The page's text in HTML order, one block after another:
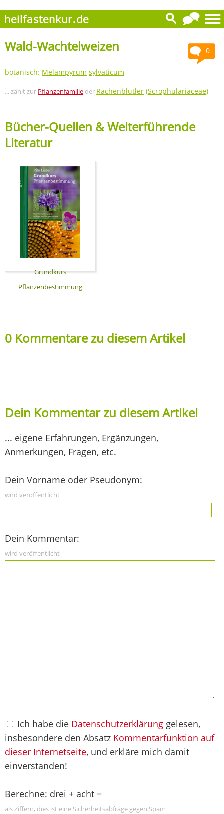
0
Wald-Wachtelweizen
botanisch: Melampyrum sylvaticum
... zählt zur Pflanzenfamilie der Rachenblütler (Scrophulariaceae)
Bücher-Quellen & Weiterführende
Literatur
Grundkurs
Pflanzenbestimmung
0 Kommentare zu diesem Artikel
Dein Kommentar zu diesem Artikel
... eigene Erfahrungen, Ergänzungen,
Anmerkungen, Fragen, etc.
Dein Vorname oder Pseudonym:
wird veröffentlicht
Dein Kommentar:
wird veröffentlicht
Ich habe die Datenschutzerklärung gelesen,
insbesondere den Absatz Kommentarfunktion auf
dieser Internetseite, und erkläre mich damit
einverstanden!
Berechne: drei + acht =
als Ziffern, dies ist eine Sicherheitsabfrage gegen Spam